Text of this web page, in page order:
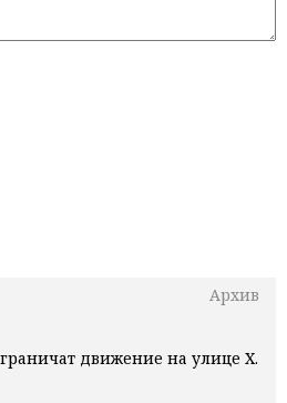
Архив
движение на улице Х.